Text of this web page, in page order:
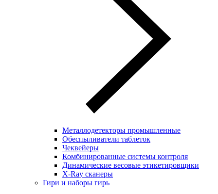
Металлодетекторы промышленные
Обеспыливатели таблеток
Чеквейеры
Комбинированные системы контроля
Динамические весовые этикетировщики
X-Ray сканеры
Гири и наборы гирь